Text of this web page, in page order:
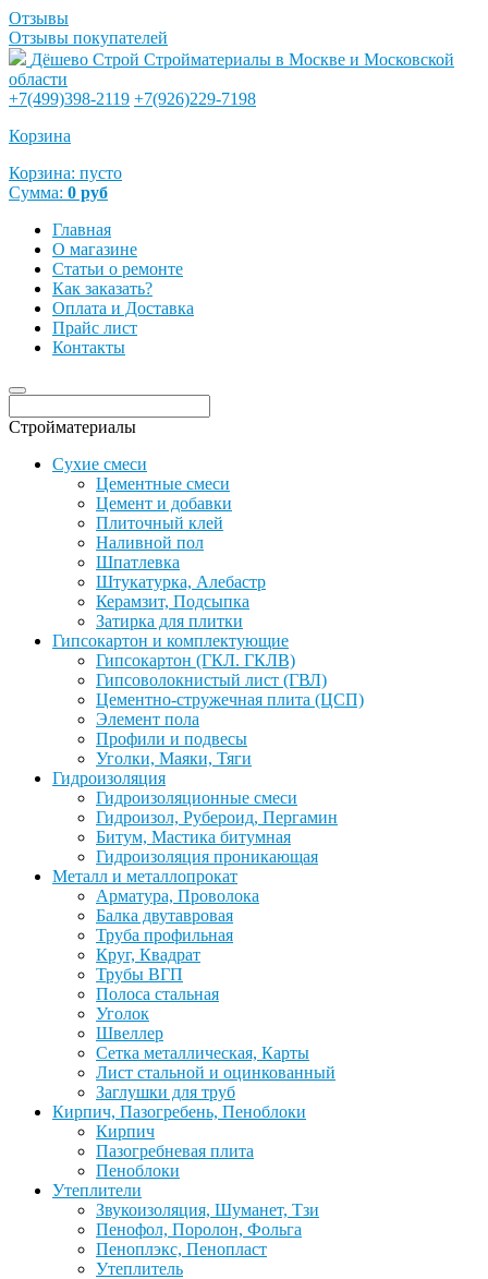
Отзывы
Отзывы покупателей
Дёшево Строй Стройматериалы в Москве и Московской
области
+7(499)398-2119 +7(926)229-7198
Корзина
Корзина: пусто
Сумма: 0 руб
Главная
О магазине
Статьи о ремонте
Как заказать?
Оплата и Доставка
Прайс лист
Контакты
Стройматериалы
Сухие смеси
Цементные смеси
Цемент и добавки
Плиточный клей
Наливной пол
Шпатлевка
Штукатурка, Алебастр
Керамзит, Подсыпка
Затирка для плитки
Гипсокартон и комплектующие
Гипсокартон (ГКЛ. ГКЛВ)
Гипсоволокнистый лист (ГВЛ)
Цементно-стружечная плита (ЦСП)
Элемент пола
Профили и подвесы
Уголки, Маяки, Тяги
Гидроизоляция
Гидроизоляционные смеси
Гидроизол, Рубероид, Пергамин
Битум, Мастика битумная
Гидроизоляция проникающая
Металл и металлопрокат
Арматура, Проволока
Балка двутавровая
Труба профильная
Круг, Квадрат
Трубы ВГП
Полоса стальная
Уголок
Швеллер
Сетка металлическая, Карты
Лист стальной и оцинкованный
Заглушки для труб
Кирпич, Пазогребень, Пеноблоки
Кирпич
Пазогребневая плита
Пеноблоки
Утеплители
Звукоизоляция, Шуманет, Тзи
Пенофол, Поролон, Фольга
Пеноплэкс, Пенопласт
Утеплитель